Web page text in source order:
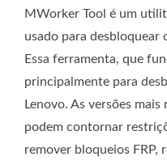
MWorker Tool é um
usado para desbloquear
Essa ferramenta, que
principalmente para
Lenovo. As versões
podem contornar
remover bloqueios FRP,